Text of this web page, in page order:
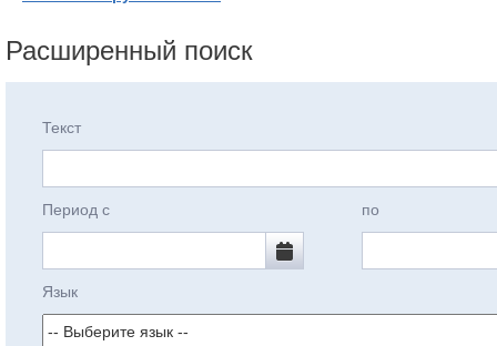
Расширенный поиск
Текст
Период с по
Язык